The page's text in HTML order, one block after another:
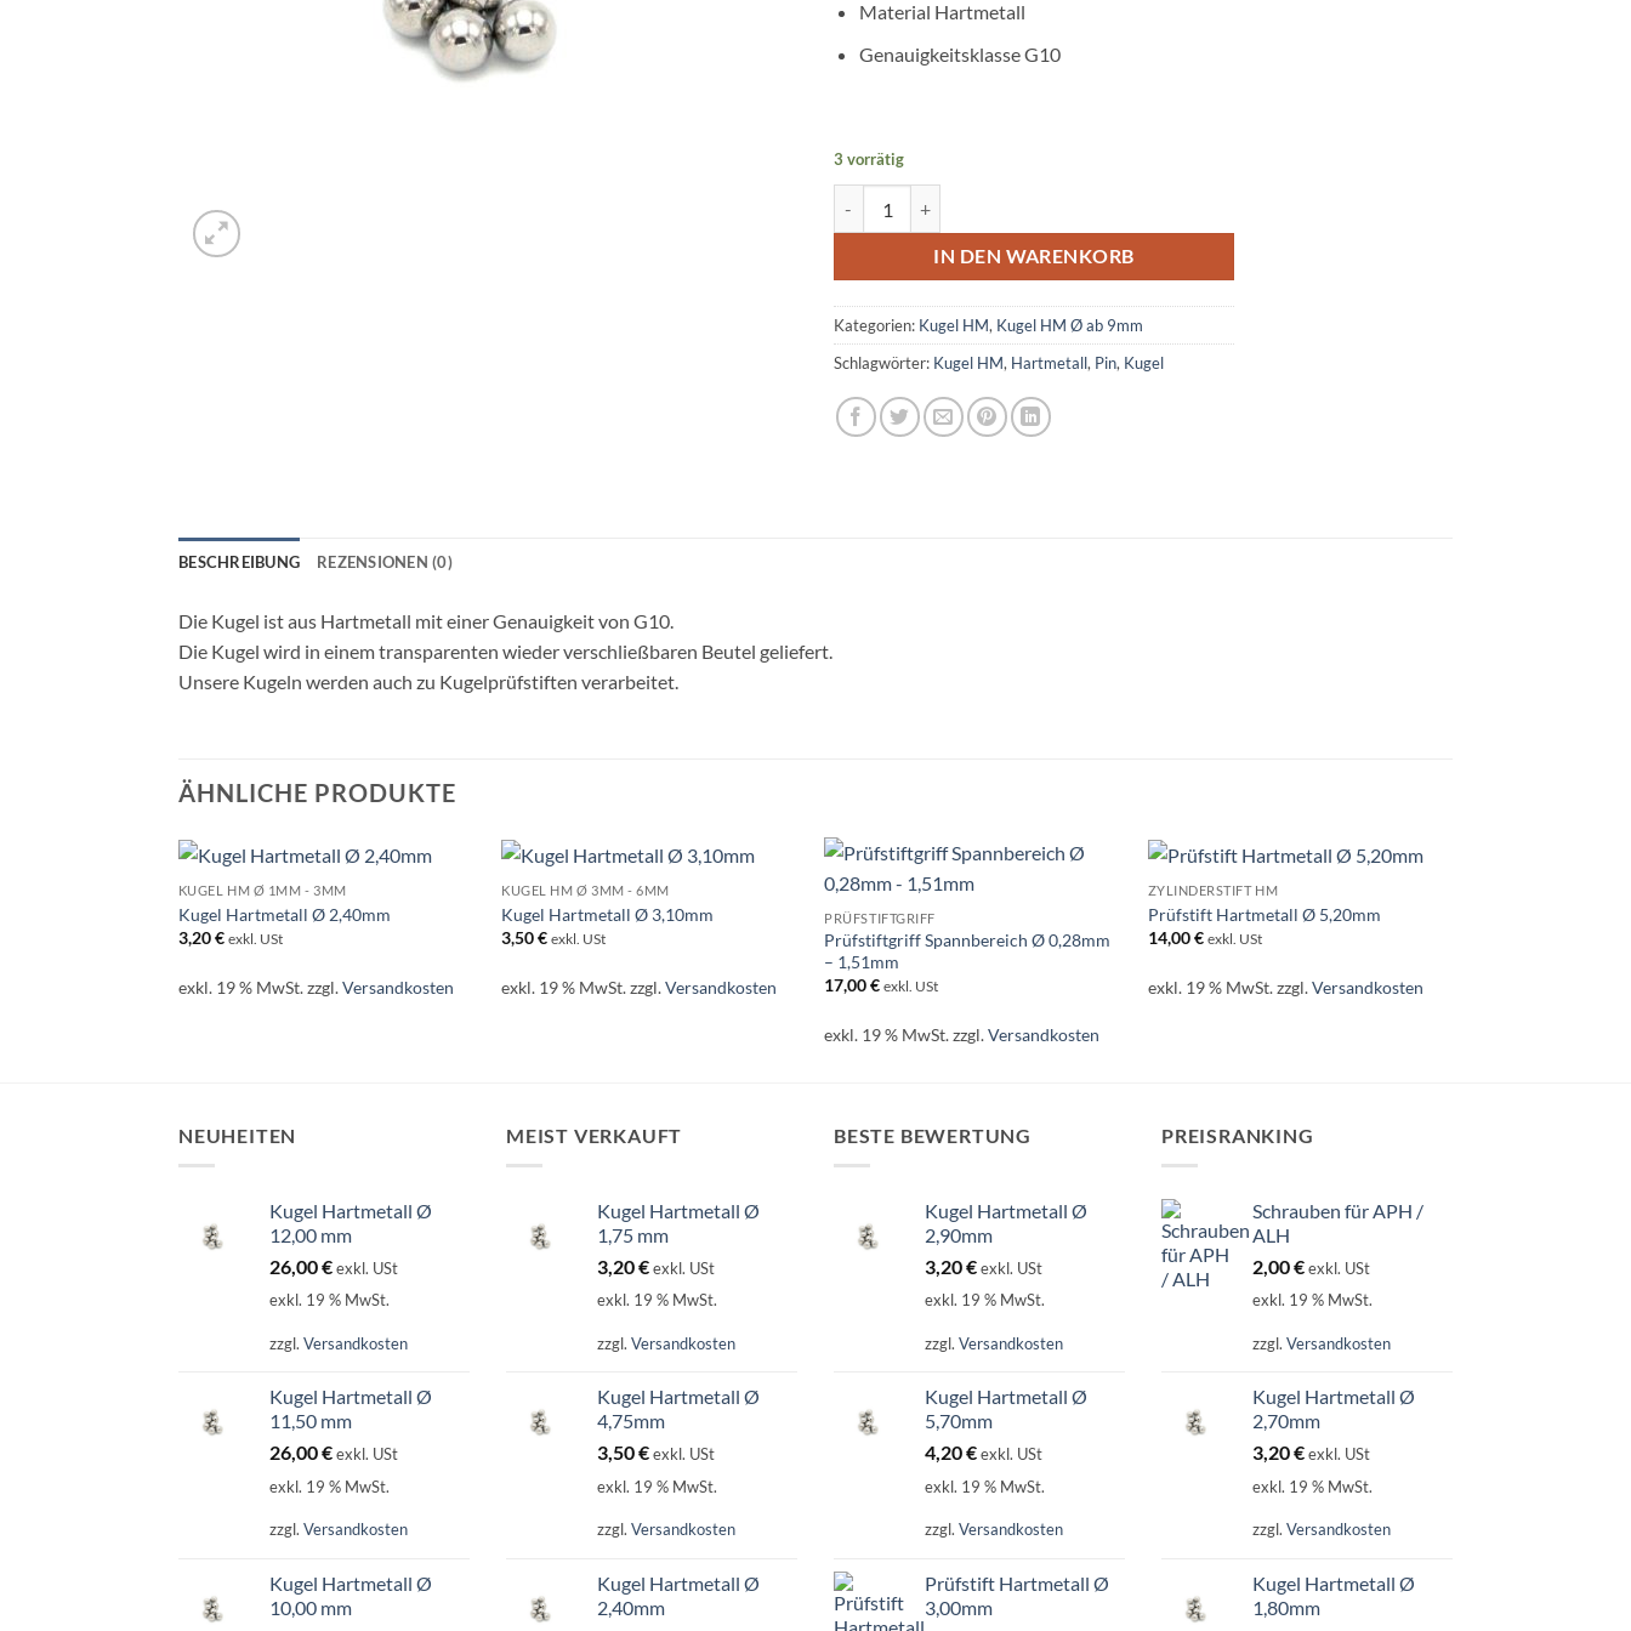
Material Hartmetall
Genauigkeitsklasse G10
3 vorrätig
IN DEN WARENKORB
Kategorien: Kugel HM, Kugel HM Ø ab 9mm
Schlagwörter: Kugel HM, Hartmetall, Pin, Kugel
BESCHREIBUNG REZENSIONEN (0)
Die Kugel ist aus Hartmetall mit einer Genauigkeit von G10.
Die Kugel wird in einem transparenten wieder verschließbaren Beutel geliefert.
Unsere Kugeln werden auch zu Kugelprüfstiften verarbeitet.
ÄHNLICHE PRODUKTE
KUGEL HM Ø 1MM - 3MM
Kugel Hartmetall Ø 2,40mm
3,20€ exkl. USt
exkl. 19 % MwSt.zzgl.Versandkosten
KUGEL HM Ø 3MM - 6MM
Kugel Hartmetall Ø 3,10mm
3,50€ exkl. USt
exkl. 19 % MwSt.zzgl.Versandkosten
PRÜFSTIFTGRIFF
Prüfstiftgriff Spannbereich Ø 0,28mm
– 1,51mm
17,00€ exkl. USt
exkl. 19 % MwSt.zzgl.Versandkosten
ZYLINDERSTIFT HM
Prüfstift Hartmetall Ø 5,20mm
14,00€ exkl. USt
exkl. 19 % MwSt. zzgl.Versandkosten
NEUHEITEN
Kugel Hartmetall Ø
12,00 mm
26,00€exkl. USt
exkl. 19 % MwSt.
zzgl. Versandkosten
Kugel Hartmetall Ø
11,50 mm
26,00€exkl. USt
exkl. 19 % MwSt.
zzgl. Versandkosten
Kugel Hartmetall Ø
10,00 mm
MEIST VERKAUFT
Kugel Hartmetall Ø
1,75 mm
3,20€exkl. USt
exkl. 19 % MwSt.
zzgl. Versandkosten
Kugel Hartmetall Ø
4,75mm
3,50€exkl. USt
exkl. 19 % MwSt.
zzgl. Versandkosten
Kugel Hartmetall Ø
2,40mm
BESTE BEWERTUNG
Kugel Hartmetall Ø
2,90mm
3,20€exkl. USt
exkl. 19 % MwSt.
zzgl. Versandkosten
Kugel Hartmetall Ø
5,70mm
4,20€exkl. USt
exkl. 19 % MwSt.
zzgl. Versandkosten
Prüfstift Hartmetall Ø
3,00mm
PREISRANKING
Schrauben für APH /
ALH
2,00€exkl. USt
exkl. 19 % MwSt.
zzgl. Versandkosten
Kugel Hartmetall Ø
2,70mm
3,20€exkl. USt
exkl. 19 % MwSt.
zzgl. Versandkosten
Kugel Hartmetall Ø
1,80mm